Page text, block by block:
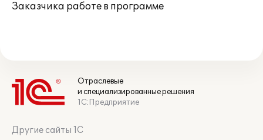
Заказчика работе в программе
Отраслевые
и специализированные решения
1С:Предприятие
Другие сайты 1С